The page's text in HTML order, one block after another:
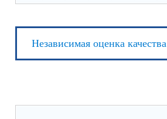
Независимая оценка качества